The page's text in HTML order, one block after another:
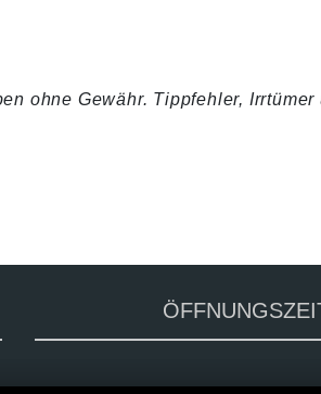
ohne Gewähr. Tippfehler,